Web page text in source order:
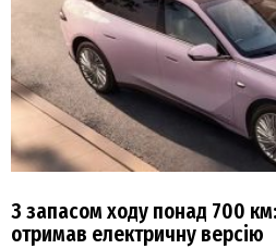
З запасом ходу понад 700
отримав електричну версію